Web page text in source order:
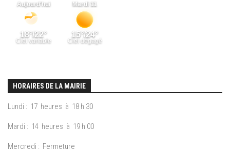
HORAIRES DE LA MAIRIE
Lundi : 17 heures à 18 h 30
Mardi : 14 heures à 19 h 00
Mercredi : Fermeture